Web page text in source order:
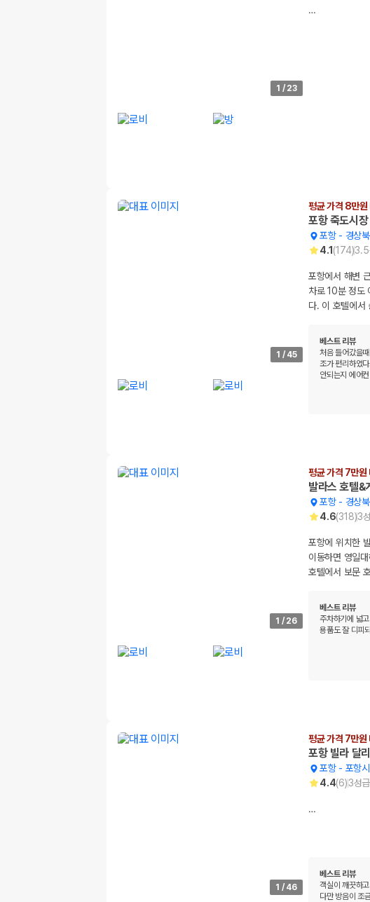
1 / 23
…
1 / 45
평균 가격 8만원
포항 죽도시
포항- 경상
4.1 (174)3.5
포항에서 해변
차로 10분 정도
다. 이 호텔에서
베스트 리뷰
처음 들어갔을
조가 편리하였
안되는지 에어
1 / 26
평균 가격 7만원
발라스 호텔&
포항- 경상
4.6(318)3
포항에 위치한
이동하면 영일
호텔에서 보문
베스트 리뷰
주차하기에 넓
용품도 잘 디피
1 / 46
평균 가격 7만원
포항 빌라 달
포항- 포항
4.4(6)3성급
…
베스트 리뷰
객실이 깨끗하
다만 방음이 조